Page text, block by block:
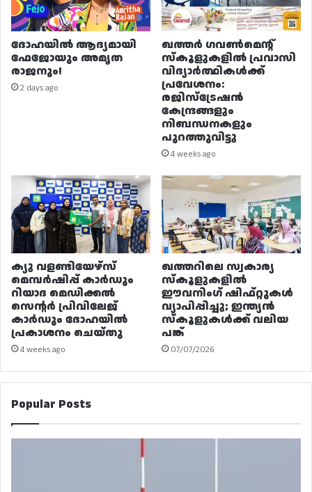
ദോഹയിൽ ആദ്യമായി
ഫേജോയും അമൃത
രാജനും!
2 days ago
ഖത്തർ ഗവൺമെന്റ്
സ്കൂളുകളിൽ പ്രവാസി
വിദ്യാർത്ഥികൾക്ക്
പ്രവേശനം:
രജിസ്ട്രേഷൻ
കേന്ദ്രങ്ങളും
നിബന്ധനകളും
പുറത്തുവിട്ടു
4 weeks ago
ക്യു വളണ്ടിയേഴ്‌സ്
മെമ്പർഷിപ്പ് കാർഡും
റിയാദ മെഡിക്കൽ
സെന്റർ പ്രിവിലേജ്
കാർഡും ദോഹയിൽ
പ്രകാശനം ചെയ്തു
4 weeks ago
ഖത്തറിലെ സ്വകാര്യ
സ്കൂളുകളിൽ
ഈവനിംഗ് ഷിഫ്റ്റുകൾ
വ്യാപിപ്പിച്ചു; ഇന്ത്യൻ
സ്കൂളുകൾക്ക് വലിയ
പങ്ക്
07/07/2026
Popular Posts